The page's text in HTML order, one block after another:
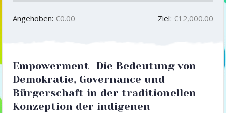
Angehoben: €0.00 Ziel: €12,000.00
Empowerment- Die Bedeutung von
Demokratie, Governance und
Bürgerschaft in der traditionellen
Konzeption der indigenen